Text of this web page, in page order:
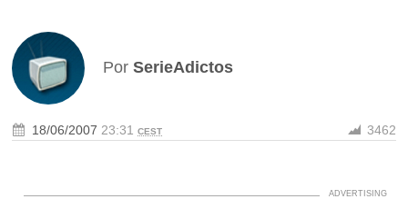
PorSerieAdictos
18/06/2007 23:31CEST 3462